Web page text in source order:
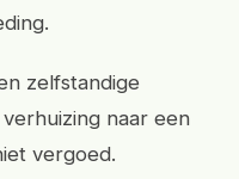
zelfstandige
naar een
vergoed.